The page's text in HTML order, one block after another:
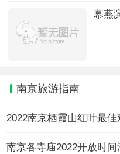
幕燕
南京旅游指南
南京各寺庙2022开放时间